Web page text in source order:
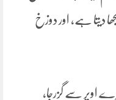
دیتا ہے، اور دوزخ
اوپر سے گزرجا،